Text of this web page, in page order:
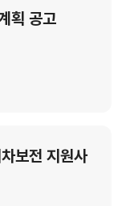
획 공고
보전 지원사